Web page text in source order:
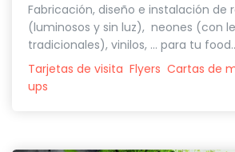
Fabricación, diseño e instalación de
(luminosos y sin luz), neones (con
tradicionales), vinilos, ... para tu
Tarjetas de visita Flyers Cartas de
ups